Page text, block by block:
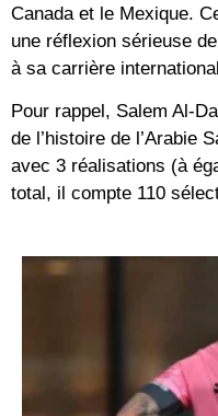
Canada et le Mexique.
une réflexion sérieuse
à sa carrière
Pour rappel, Salem Al-
de l’histoire de l’Arabie
avec 3 réalisations (à
total, il compte 110